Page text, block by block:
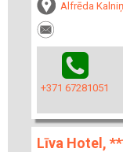
Alfrēda
+371 67281051
Līva Hotel,